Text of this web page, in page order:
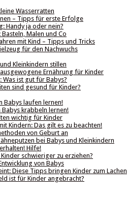
Wasserratten
– Tipps für erste Erfolge
Handy ja oder nein?
Malen und Co
mit Kind – Tipps und Tricks
für den Nachwuchs
Kleinkindern stillen
Ernährung für Kinder
Was ist gut für Babys?
sind gesund für Kinder?
Babys laufen lernen!
Babys krabbeln lernen!
wichtig für Kinder
Kindern: Das gilt es zu beachten!
von Geburt an
bei Babys und Kleinkindern
Hilfe!
schwieriger zu erziehen?
von Babys
Diese Tipps bringen Kinder zum Lachen
ist für Kinder angebracht?